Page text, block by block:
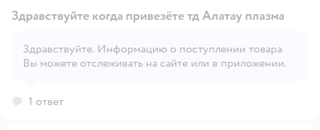
Открыть вопрос
Здравствуйте когда привезёте тд Алатау плазма
Здравствуйте. Информацию о поступлении товара
Вы можете отслеживать на сайте или в приложении.
1 ответ